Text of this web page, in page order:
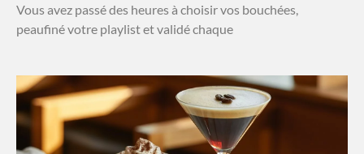
Vous avez passé des heures à choisir vos bouchées,
peaufiné votre playlist et validé chaque